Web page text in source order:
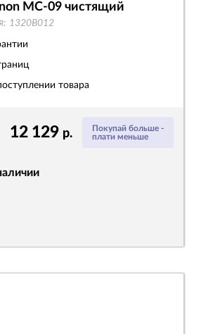
Покупай больше -
плати меньше
12 129 р.
MC-09 чистящий
1320B012
товара